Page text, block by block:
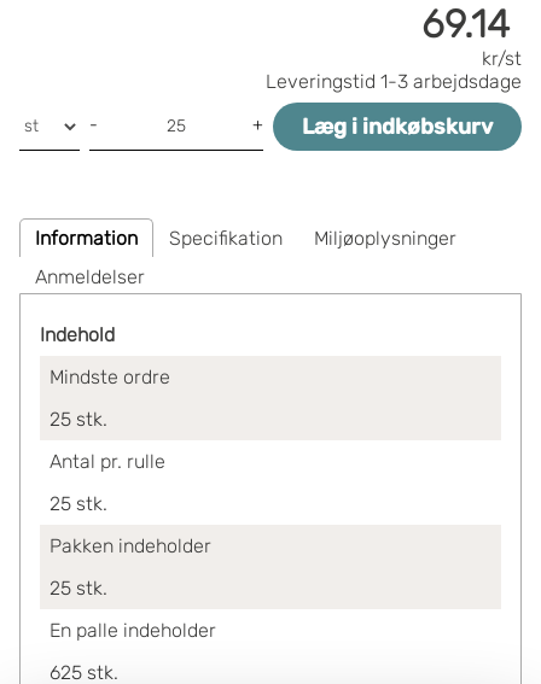
69.14
kr/st
Leveringstid 1-3 arbejdsdage
- + Læg i indkøbskurv
Information Specifikation
Miljøoplysninger
Anmeldelser
Indehold
Mindste ordre
25 stk.
Antal pr. rulle
25 stk.
Pakken indeholder
25 stk.
En palle indeholder
625 stk.